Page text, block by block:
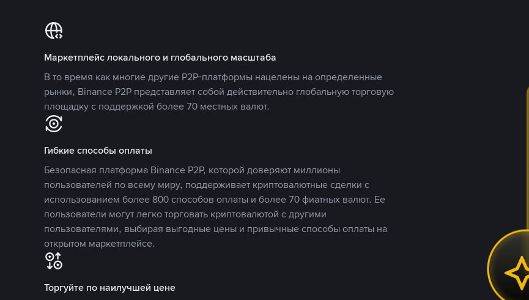
Маркетплейс локального и глобального масштаба
В то время как многие другие P2P-платформы нацелены на определенные
рынки, Binance P2P представляет собой действительно глобальную торговую
площадку с поддержкой более 70 местных валют.
Гибкие способы оплаты
Безопасная платформа Binance P2P, которой доверяют миллионы
пользователей по всему миру, поддерживает криптовалютные сделки с
использованием более 800 способов оплаты и более 70 фиатных валют. Ее
пользователи могут легко торговать криптовалютой с другими
пользователями, выбирая выгодные цены и привычные способы оплаты на
открытом маркетплейсе.
Торгуйте по наилучшей цене